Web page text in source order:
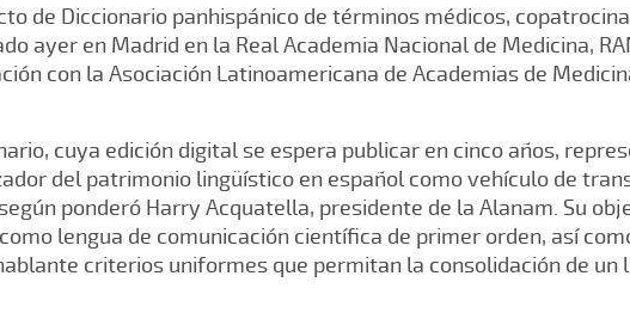
de Diccionario panhispánico de términos médicos,
ayer en Madrid en la Real Academia Nacional de Medicina,
con la Asociación Latinoamericana de Academias de
cuya edición digital se espera publicar en cinco años,
del patrimonio lingüístico en español como vehículo de
ponderó Harry Acquatella, presidente de la Alanam. Su
lengua de comunicación científica de primer orden, así
criterios uniformes que permitan la consolidación de un